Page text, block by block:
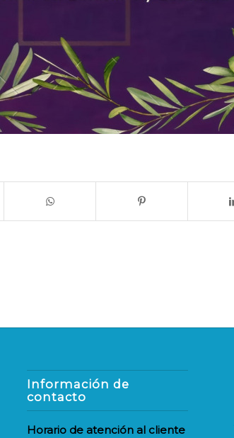
Información de
contacto
Horario de atención al cliente